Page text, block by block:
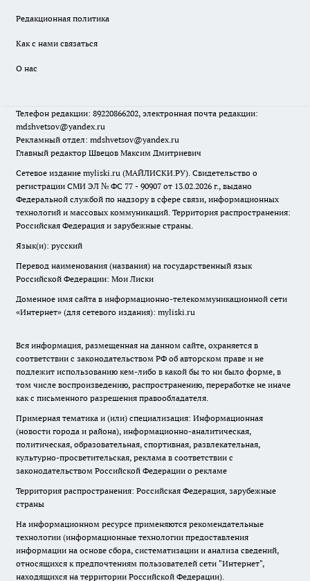
Редакционная политика
Как с нами связаться
О нас
Телефон редакции: 89220866202, электронная почта редакции:
mdshvetsov@yandex.ru
Рекламный отдел: mdshvetsov@yandex.ru
Главный редактор Швецов Максим Дмитриевич
Сетевое издание myliski.ru (МАЙЛИСКИ.РУ). Свидетельство о
регистрации СМИ ЭЛ № ФС 77 - 90907 от 13.02.2026 г., выдано
Федеральной службой по надзору в сфере связи, информационных
технологий и массовых коммуникаций. Территория распространения:
Российская Федерация и зарубежные страны.
Язык(и): русский
Перевод наименования (названия) на государственный язык
Российской Федерации: Мои Лиски
Доменное имя сайта в информационно-телекоммуникационной сети
«Интернет» (для сетевого издания): myliski.ru
Вся информация, размещенная на данном сайте, охраняется в
соответствии с законодательством РФ об авторском праве и не
подлежит использованию кем-либо в какой бы то ни было форме, в
том числе воспроизведению, распространению, переработке не иначе
как с письменного разрешения правообладателя.
Примерная тематика и (или) специализация: Информационная
(новости города и района), информационно-аналитическая,
политическая, образовательная, спортивная, развлекательная,
культурно-просветительская, реклама в соответствии с
законодательством Российской Федерации о рекламе
Территория распространения: Российская Федерация, зарубежные
страны
На информационном ресурсе применяются рекомендательные
технологии (информационные технологии предоставления
информации на основе сбора, систематизации и анализа сведений,
относящихся к предпочтениям пользователей сети "Интернет",
находящихся на территории Российской Федерации).